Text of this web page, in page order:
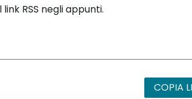
RSS negli appunti.
COPIA